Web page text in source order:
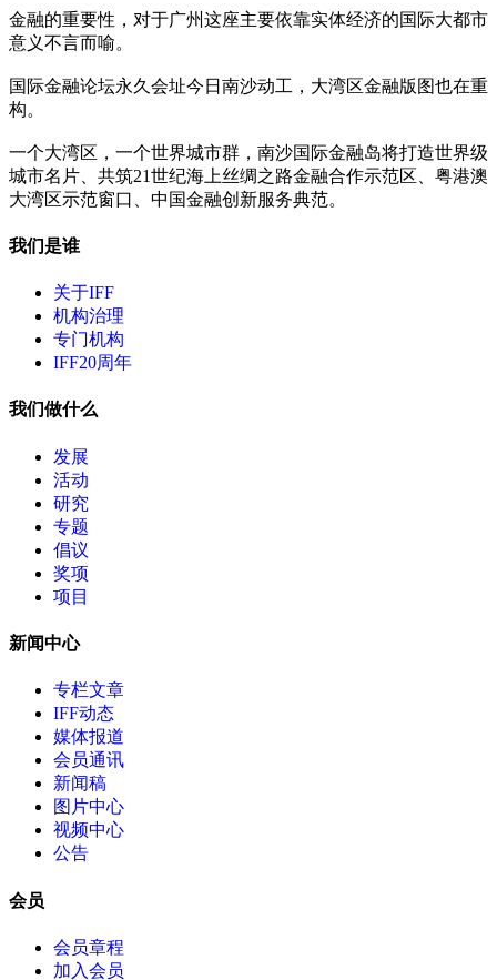
金融的重要性，对于广州这座主要依靠实体经济的国际大都市
意义不言而喻。
国际金融论坛永久会址今日南沙动工，大湾区金融版图也在重
构。
一个大湾区，一个世界城市群，南沙国际金融岛将打造世界级
城市名片、共筑21世纪海上丝绸之路金融合作示范区、粤港澳
大湾区示范窗口、中国金融创新服务典范。
我们是谁
关于IFF
机构治理
专门机构
IFF20周年
我们做什么
发展
活动
研究
专题
倡议
奖项
项目
新闻中心
专栏文章
IFF动态
媒体报道
会员通讯
新闻稿
图片中心
视频中心
公告
会员
会员章程
加入会员